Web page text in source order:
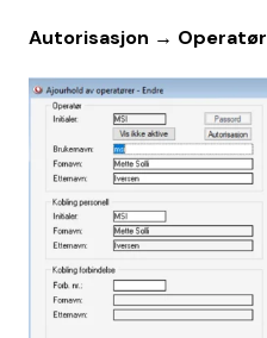
Autorisasjon → Operatør